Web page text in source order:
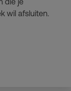
wil afsluiten.